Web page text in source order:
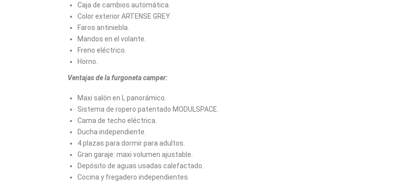
Caja de cambios automática.
Color exterior ARTENSE GREY.
Faros antiniebla.
Mandos en el volante.
Freno eléctrico.
Horno.
Ventajas de la furgoneta camper:
Maxi salón en L panorámico.
Sistema de ropero patentado MODULSPACE.
Cama de techo eléctrica.
Ducha independiente.
4 plazas para dormir para adultos.
Gran garaje: maxi volumen ajustable.
Depósito de aguas usadas calefactado.
Cocina y fregadero independientes.